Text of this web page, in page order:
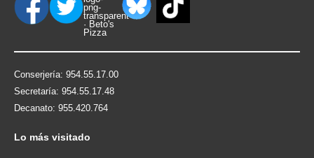
Conserjería: 954.55.17.00
Secretaría: 954.55.17.48
Decanato: 955.420.764
Lo más visitado